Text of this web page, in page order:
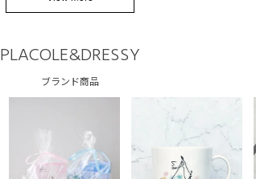
PLACOLE&DRESSY
ブランド商品